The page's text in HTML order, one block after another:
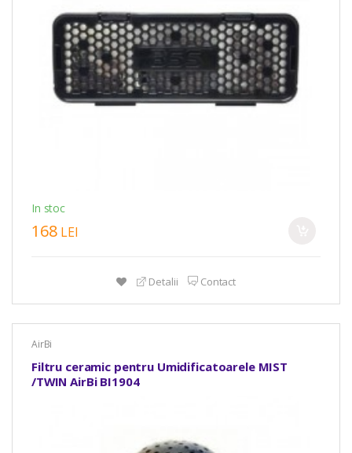
In stoc
168 LEI
Detalii Contact
AirBi
Filtru ceramic pentru Umidificatoarele MIST
/TWIN AirBi BI1904